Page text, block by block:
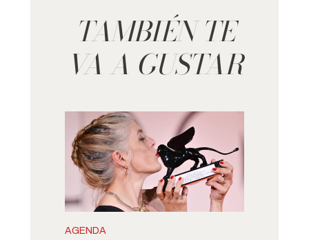
TAMBIÉN TE
VA A GUSTAR
AGENDA